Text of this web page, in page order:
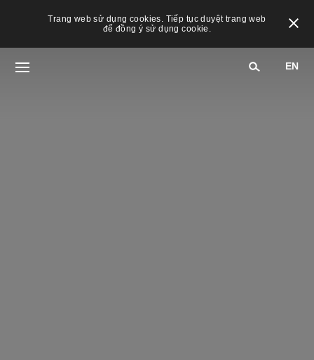
Trang web sử dụng cookies. Tiếp tục duyệt trang web
để đồng ý sử dụng cookie.
EN